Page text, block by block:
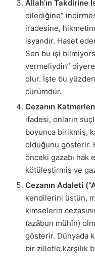
Allah’ın Takdirine
dilediğine”
iradesine,
isyandır. Haset
Sen bu işi
vermeliydin”
olur. İşte bu
cürümdür.
Cezanın
ifadesi, onların
boyunca birikmiş,
olduğunu gösterir.
önceki gazabı hak
kötüleştirmiş ve
Cezanın Adaleti
kendilerini üstün,
kimselerin
(azâbun mühîn)
gösterir. Dünyada
bir zilletle karşılık